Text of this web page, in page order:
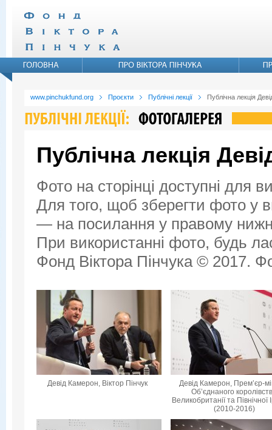
www.pinchukfund.org Проєкти Публічні лекції Публічна лекція
Публічна лекція
Фото на сторінці доступні для
Для того, щоб зберегти фото у
— на посилання у правому
При використанні фото, будь
Фонд Віктора Пінчука © 2017.
Девід Камерон, Віктор Пінчук
Девід Камерон, Прем’єр-
Об’єднаного
Великобританії та Північної
(2010-2016)